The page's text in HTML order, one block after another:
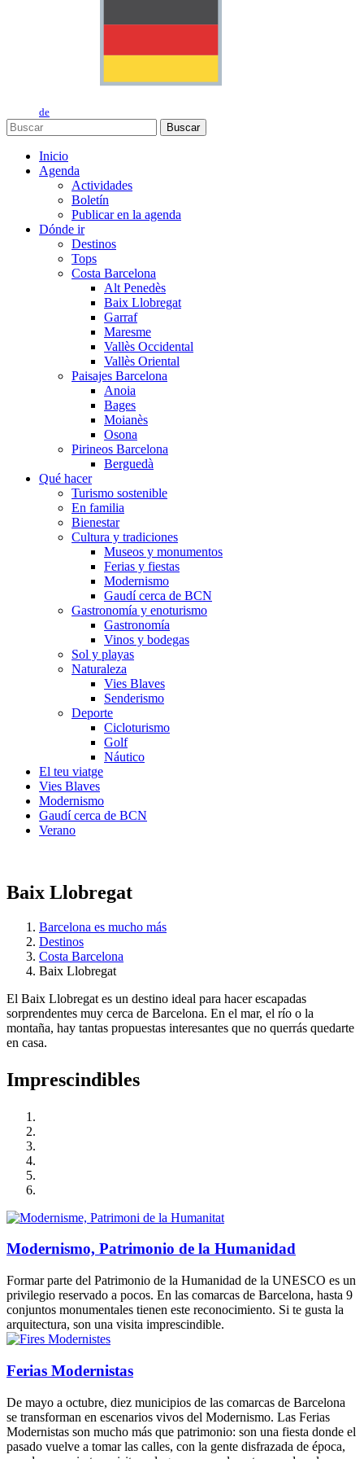
de
Buscar
Inicio
Agenda
Actividades
Boletín
Publicar en la agenda
Dónde ir
Destinos
Tops
Costa Barcelona
Alt Penedès
Baix Llobregat
Garraf
Maresme
Vallès Occidental
Vallès Oriental
Paisajes Barcelona
Anoia
Bages
Moianès
Osona
Pirineos Barcelona
Berguedà
Qué hacer
Turismo sostenible
En familia
Bienestar
Cultura y tradiciones
Museos y monumentos
Ferias y fiestas
Modernismo
Gaudí cerca de BCN
Gastronomía y enoturismo
Gastronomía
Vinos y bodegas
Sol y playas
Naturaleza
Vies Blaves
Senderismo
Deporte
Cicloturismo
Golf
Náutico
El teu viatge
Vies Blaves
Modernismo
Gaudí cerca de BCN
Verano
Baix Llobregat
Barcelona es mucho más
Destinos
Costa Barcelona
Baix Llobregat
El Baix Llobregat es un destino ideal para hacer escapadas
sorprendentes muy cerca de Barcelona. En el mar, el río o la
montaña, hay tantas propuestas interesantes que no querrás quedarte
en casa.
Imprescindibles
Modernismo, Patrimonio de la Humanidad
Formar parte del Patrimonio de la Humanidad de la UNESCO es un
privilegio reservado a pocos. En las comarcas de Barcelona, hasta 9
conjuntos monumentales tienen este reconocimiento. Si te gusta la
arquitectura, son una visita imprescindible.
Ferias Modernistas
De mayo a octubre, diez municipios de las comarcas de Barcelona
se transforman en escenarios vivos del Modernismo. Las Ferias
Modernistas son mucho más que patrimonio: son una fiesta donde el
pasado vuelve a tomar las calles, con la gente disfrazada de época,